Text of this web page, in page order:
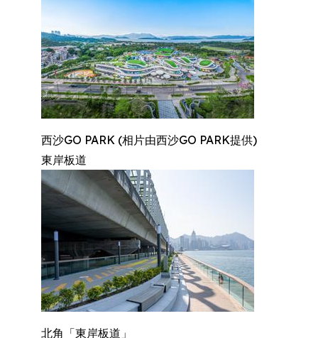
西沙GO PARK (相片由西沙GO PARK提供)
東岸板道
北角「東岸板道」